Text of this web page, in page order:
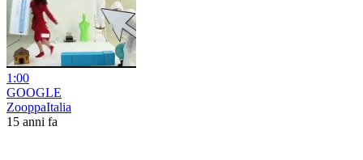
1:00
GOOGLE
ZooppaItalia
15 anni fa